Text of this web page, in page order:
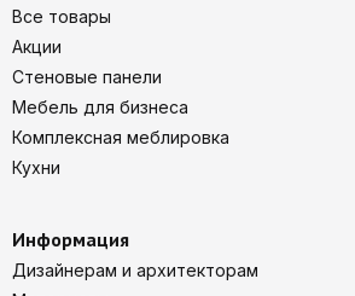
Все товары
Акции
Стеновые панели
Мебель для бизнеса
Комплексная меблировка
Кухни
Информация
Дизайнерам и архитекторам